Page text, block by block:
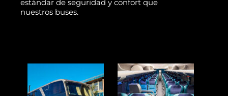
estándar de seguridad y confort que
nuestros buses.